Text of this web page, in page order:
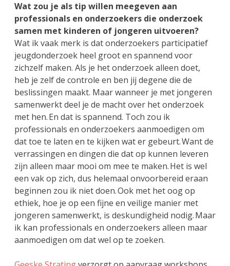
Wat zou je als tip willen meegeven aan
professionals en onderzoekers die onderzoek
samen met kinderen of jongeren uitvoeren?
Wat ik vaak merk is dat onderzoekers participatief
jeugdonderzoek heel groot en spannend voor
zichzelf maken. Als je het onderzoek alleen doet,
heb je zelf de controle en ben jij degene die de
beslissingen maakt. Maar wanneer je met jongeren
samenwerkt deel je de macht over het onderzoek
met hen. En dat is spannend. Toch zou ik
professionals en onderzoekers aanmoedigen om
dat toe te laten en te kijken wat er gebeurt. Want de
verrassingen en dingen die dat op kunnen leveren
zijn alleen maar mooi om mee te maken. Het is wel
een vak op zich, dus helemaal onvoorbereid eraan
beginnen zou ik niet doen. Ook met het oog op
ethiek, hoe je op een fijne en veilige manier met
jongeren samenwerkt, is deskundigheid nodig. Maar
ik kan professionals en onderzoekers alleen maar
aanmoedigen om dat wel op te zoeken.